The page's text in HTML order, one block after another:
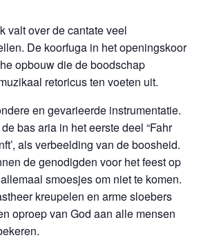
valt over de cantate veel
De koorfuga in het openingskoor
opbouw die de boodschap
retoricus ten voeten uit.
en gevarieerde instrumentatie.
bas aria in het eerste deel “Fahr
als verbeelding van de boosheid.
de genodigden voor het feest op
smoesjes om niet te komen.
kreupelen en arme sloebers
oproep van God aan alle mensen